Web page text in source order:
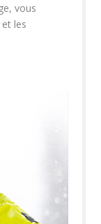
vous
les